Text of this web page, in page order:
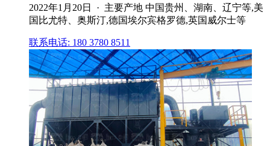
2022年1月20日 · 主要产地 中国贵州、湖南、辽宁等,美
国比尤特、奥斯汀,德国埃尔宾格罗德,英国威尔士等
联系电话: 180 3780 8511